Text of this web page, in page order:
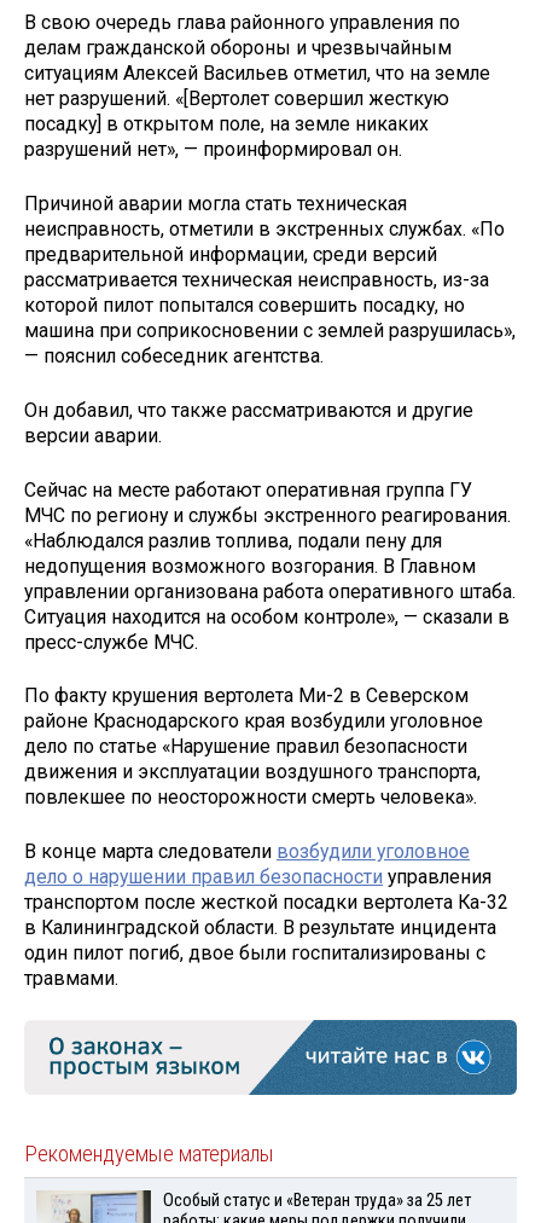
В свою очередь глава районного управления по
делам гражданской обороны и чрезвычайным
ситуациям Алексей Васильев отметил, что на земле
нет разрушений. «[Вертолет совершил жесткую
посадку] в открытом поле, на земле никаких
разрушений нет», — проинформировал он.
Причиной аварии могла стать техническая
неисправность, отметили в экстренных службах. «По
предварительной информации, среди версий
рассматривается техническая неисправность, из-за
которой пилот попытался совершить посадку, но
машина при соприкосновении с землей разрушилась»,
— пояснил собеседник агентства.
Он добавил, что также рассматриваются и другие
версии аварии.
Сейчас на месте работают оперативная группа ГУ
МЧС по региону и службы экстренного реагирования.
«Наблюдался разлив топлива, подали пену для
недопущения возможного возгорания. В Главном
управлении организована работа оперативного штаба.
Ситуация находится на особом контроле», — сказали в
пресс-службе МЧС.
По факту крушения вертолета Ми-2 в Северском
районе Краснодарского края возбудили уголовное
дело по статье «Нарушение правил безопасности
движения и эксплуатации воздушного транспорта,
повлекшее по неосторожности смерть человека».
В конце марта следователи возбудили уголовное
дело о нарушении правил безопасности управления
транспортом после жесткой посадки вертолета Ка-32
в Калининградской области. В результате инцидента
один пилот погиб, двое были госпитализированы с
травмами.
Рекомендуемые материалы
Особый статус и «Ветеран труда» за 25 лет